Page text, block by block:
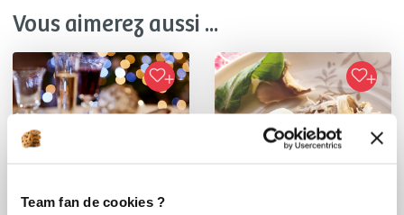
Team fan de cookies ?
Vous aimerez aussi ...